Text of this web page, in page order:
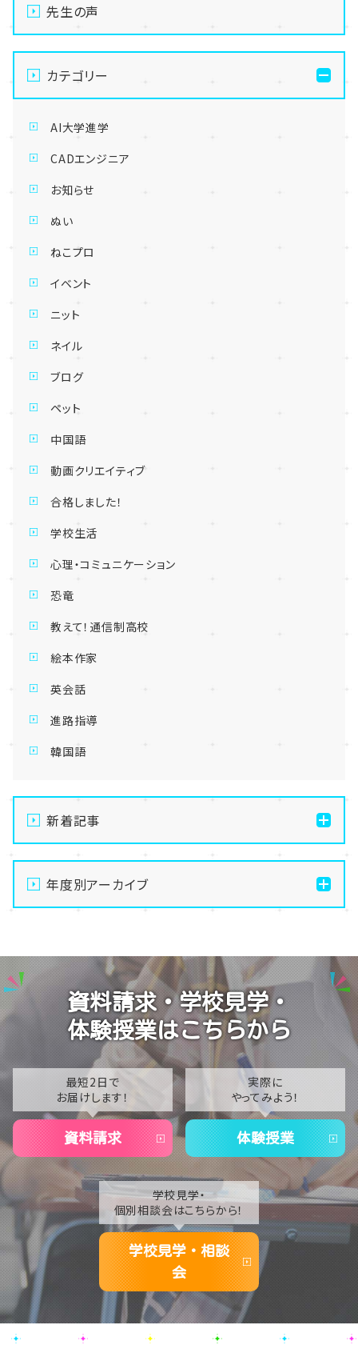
先生の声
カテゴリー
AI大学進学
CADエンジニア
お知らせ
ぬい
ねこプロ
イベント
ニット
ネイル
ブログ
ペット
中国語
動画クリエイティブ
合格しました！
学校生活
心理・コミュニケーション
恐竜
教えて！通信制高校
絵本作家
英会話
進路指導
韓国語
新着記事
【名古屋】🌻8/21(金)・8/22(土)開催💛夏の
OpenSchoolご案内🌻
【名古屋】🌺転入生・編入生 出願受付中🌺
【名古屋】🍋8/1(土)夏Open School開催🍋
【名古屋】🎐2026年・夏季閉校期間のお知らせ🎐
年度別アーカイブ
2025
2024
2023
2021
2020
資料請求・学校見学・
体験授業はこちらから
最短2日で
お届けします！
資料請求
実際に
やってみよう！
体験授業
学校見学・
個別相談会はこちらから！
学校見学・相談
会